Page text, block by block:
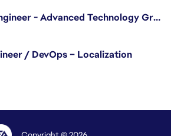
Senior Software Engineer - Advanced Technology Group
/ DevOps – Localization